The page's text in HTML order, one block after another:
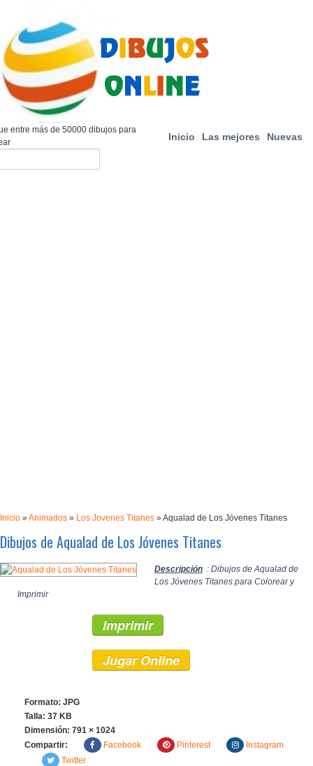
Inicio Las mejores Nuevas
entre más de 50000 dibujos para
Inicio »Animados » Los Jovenes Titanes »Aqualad de Los Jóvenes Titanes
Dibujos de Aqualad de Los Jóvenes Titanes
Descripción : Dibujos de Aqualad de
Los Jóvenes Titanes para Colorear y
Imprimir
Imprimir
Jugar Online
Formato: JPG
Talla: 37 KB
Dimensión: 791 × 1024
Compartir:
Facebook Pinterest
Instagram
Twitter